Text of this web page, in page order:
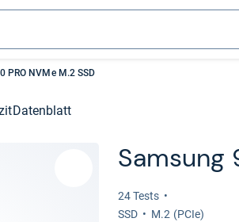
PRO NVMe M.2 SSD
Datenblatt
Sam­sung
24 Tests
SSD
M.2 (PCIe)